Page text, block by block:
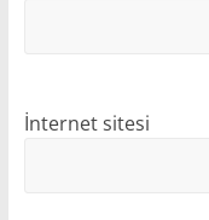
İnternet sitesi